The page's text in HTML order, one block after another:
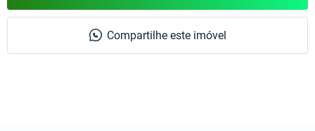
Compartilhe este imóvel